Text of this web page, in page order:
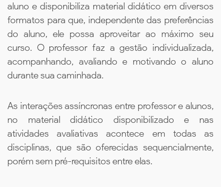
aluno e disponibiliza material didático em diversos
formatos para que, independente das preferências
do aluno, ele possa aproveitar ao máximo seu
curso. O professor faz a gestão individualizada,
acompanhando, avaliando e motivando o aluno
durante sua caminhada.
As interações assíncronas entre professor e alunos,
no material didático disponibilizado e nas
atividades avaliativas acontece em todas as
disciplinas, que são oferecidas sequencialmente,
porém sem pré-requisitos entre elas.